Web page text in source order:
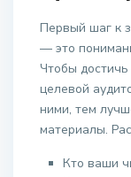
Первый шаг к
— это
Чтобы
целевой
ними, тем
материалы.
Кто ваши